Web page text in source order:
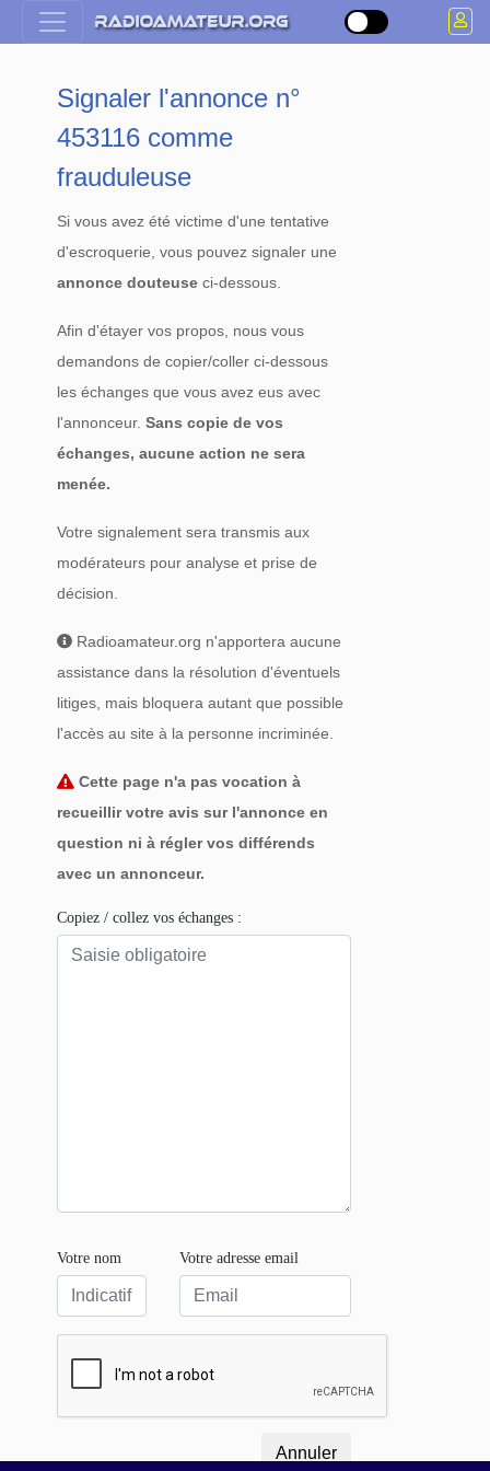
Signaler l'annonce n°
453116 comme
frauduleuse
Si vous avez été victime d'une tentative
d'escroquerie, vous pouvez signaler une
annonce douteuse ci-dessous.
Afin d'étayer vos propos, nous vous
demandons de copier/coller ci-dessous
les échanges que vous avez eus avec
l'annonceur.Sans copie de vos
échanges, aucune action ne sera
menée.
Votre signalement sera transmis aux
modérateurs pour analyse et prise de
décision.
Radioamateur.org n'apportera aucune
assistance dans la résolution d'éventuels
litiges, mais bloquera autant que possible
l'accès au site à la personne incriminée.
Cette page n'a pas vocation à
recueillir votre avis sur l'annonce en
question ni à régler vos différends
avec un annonceur.
Copiez / collez vos échanges :
Votre nom Votre adresse email